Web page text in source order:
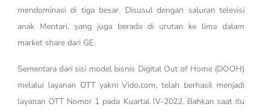
mendominasi di tiga besar. Disusul dengan saluran televisi
anak Mentari, yang juga berada di urutan ke lima dalam
market share dari GE.
Sementara dari sisi model bisnis Digital Out of Home (DOOH)
melalui layanan OTT yakni Vido.com, telah berhasil menjadi
layanan OTT Nomor 1 pada Kuartal IV-2022. Bahkan saat itu